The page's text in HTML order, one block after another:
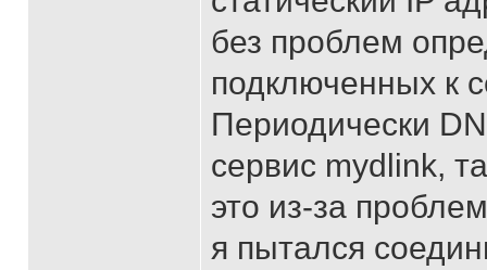
без проблем
подключенных к
Периодически
сервис mydlink,
это из-за
я пытался